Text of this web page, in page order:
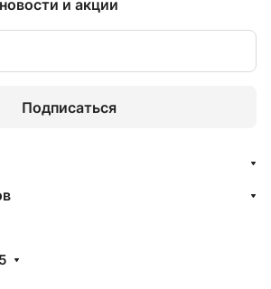
и акции
Подписаться